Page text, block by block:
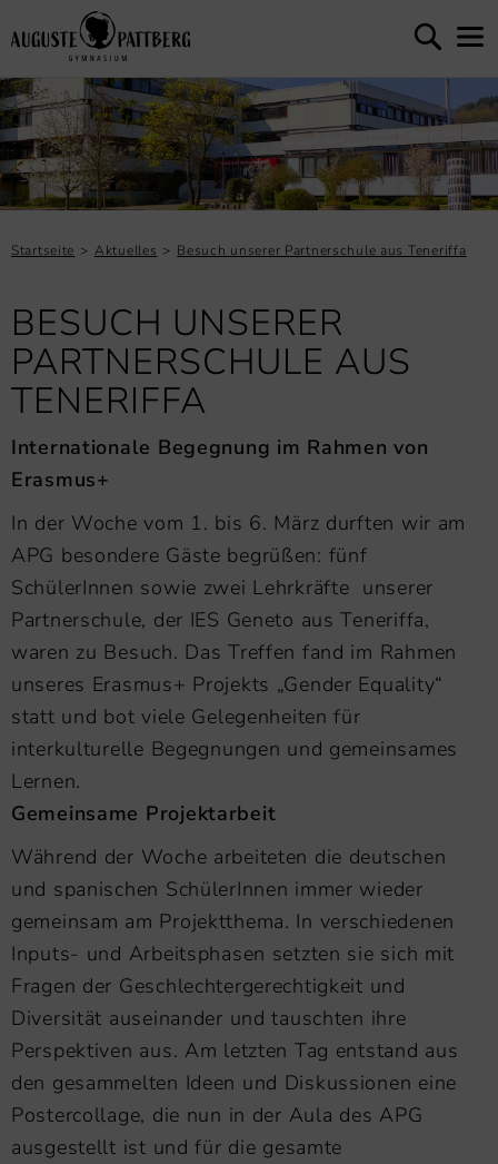
Startseite Aktuelles Besuch unserer Partnerschule aus Teneriffa
BESUCH UNSERER
PARTNERSCHULE AUS
TENERIFFA
Internationale Begegnung im Rahmen von
Erasmus+
In der Woche vom 1. bis 6. März durften wir am
APG besondere Gäste begrüßen: fünf
SchülerInnen sowie zwei Lehrkräfte unserer
Partnerschule, der IES Geneto aus Teneriffa,
waren zu Besuch. Das Treffen fand im Rahmen
unseres Erasmus+ Projekts „Gender Equality“
statt und bot viele Gelegenheiten für
interkulturelle Begegnungen und gemeinsames
Lernen.
Gemeinsame Projektarbeit
Während der Woche arbeiteten die deutschen
und spanischen SchülerInnen immer wieder
gemeinsam am Projektthema. In verschiedenen
Inputs- und Arbeitsphasen setzten sie sich mit
Fragen der Geschlechtergerechtigkeit und
Diversität auseinander und tauschten ihre
Perspektiven aus. Am letzten Tag entstand aus
den gesammelten Ideen und Diskussionen eine
Postercollage, die nun in der Aula des APG
ausgestellt ist und für die gesamte